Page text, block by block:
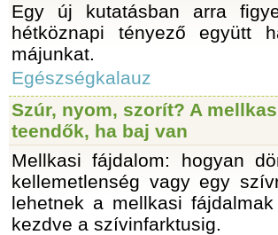
Egy új kutatásban arra
hétköznapi tényező együtt
májunkat.
Egészségkalauz
Szúr, nyom, szorít? A
teendők, ha baj van
Mellkasi fájdalom: hogyan
kellemetlenség vagy egy
lehetnek a mellkasi
kezdve a szívinfarktusig.